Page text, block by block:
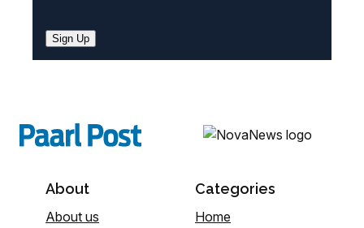
Sign Up
About
About us
Categories
Home